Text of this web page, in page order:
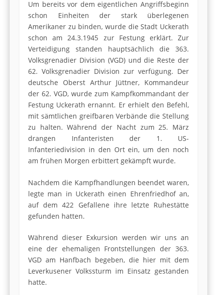
Um bereits vor dem eigentlichen Angriffsbeginn
schon Einheiten der stark überlegenen
Amerikaner zu binden, wurde die Stadt Uckerath
schon am 24.3.1945 zur Festung erklärt. Zur
Verteidigung standen hauptsächlich die 363.
Volksgrenadier Division (VGD) und die Reste der
62. Volksgrenadier Division zur verfügung. Der
deutsche Oberst Arthur Jüttner, Kommandeur
der 62. VGD, wurde zum Kampfkommandant der
Festung Uckerath ernannt. Er erhielt den Befehl,
mit sämtlichen greifbaren Verbände die Stellung
zu halten. Während der Nacht zum 25. März
drangen Infanteristen der 1. US-
Infanteriedivision in den Ort ein, um den noch
am frühen Morgen erbittert gekämpft wurde.
Nachdem die Kampfhandlungen beendet waren,
legte man in Uckerath einen Ehrenfriedhof an,
auf dem 422 Gefallene ihre letzte Ruhestätte
gefunden hatten.
Während dieser Exkursion werden wir uns an
eine der ehemaligen Frontstellungen der 363.
VGD am Hanfbach begeben, die hier mit dem
Leverkusener Volkssturm im Einsatz gestanden
hatte.